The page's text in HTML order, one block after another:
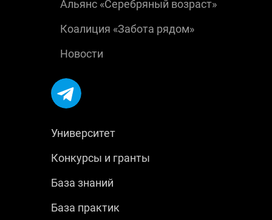
Альянс «Серебряный возраст»
Коалиция «Забота рядом»
Новости
Университет
Конкурсы и гранты
База знаний
База практик